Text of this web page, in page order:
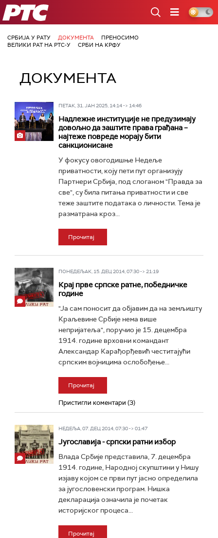
РТС
СРБИЈА У РАТУ ДОКУМЕНТА
ПРЕНОСИМО
ВЕЛИКИ РАТ НА РТС-У
СРБИ НА КРФУ
ДОКУМЕНТА
ПЕТАК, 31. ЈАН 2025, 14:14 -> 14:46
Надлежне институције не предузимају
довољно да заштите права грађана –
најтеже повреде морају бити
санкционисане
У фокусу овогодишње Недеље
приватности, коју пети пут организују
Партнери Србија, под слоганом "Правда за
све", су била питања приватности и све
теже заштите података о личности. Тема је
разматрана кроз...
Прочитај
ПОНЕДЕЉАК, 15. ДЕЦ 2014, 07:30 -> 21:19
Крај прве српске ратне, победничке
године
"Ја сам поносит да објавим да на земљишту
Краљевине Србије нема више
непријатеља", поручио је 15. децембра
1914. године врховни командант
Александар Карађорђевић честитајући
српским војницима ослобођење...
Прочитај
Пристигли коментари (3)
НЕДЕЉА, 07. ДЕЦ 2014, 07:30 -> 01:47
Југославија - српски ратни избор
Влада Србије представила, 7. децембра
1914. године, Народној скупштини у Нишу
изјаву којом се први пут јасно определила
за југословенски програм. Нишка
декларација означила је почетак
историјског процеса...
Прочитај